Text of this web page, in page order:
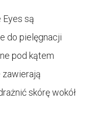
Eyes są
do pielęgnacji
pod kątem
zawierają
skórę wokół